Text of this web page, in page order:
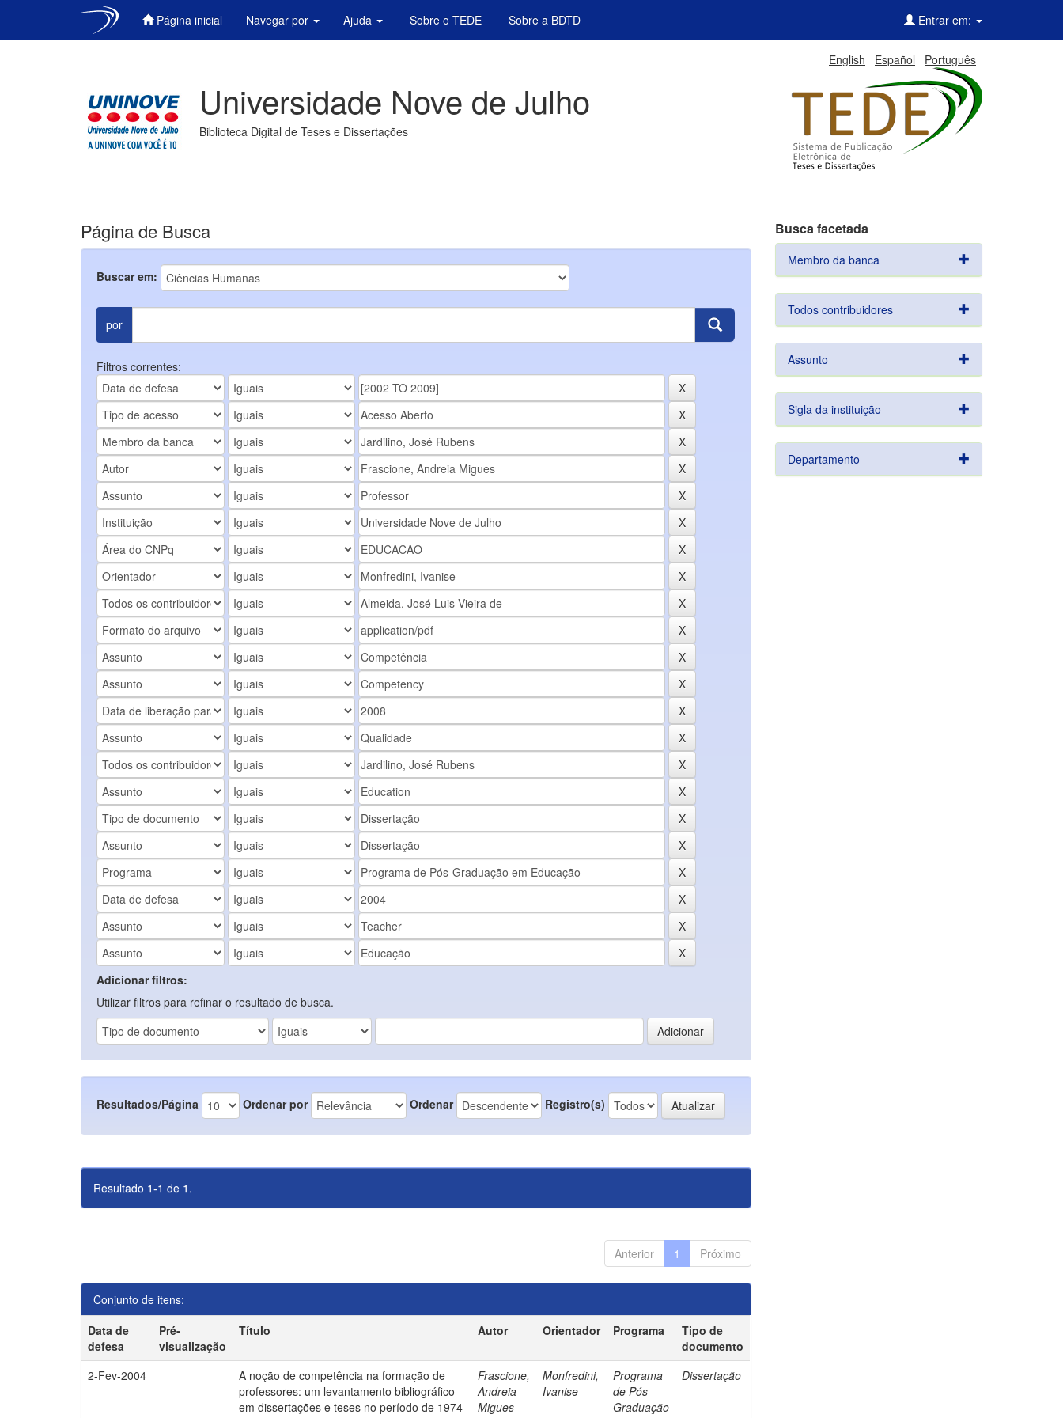
Página inicial Navegar por Ajuda Sobre o TEDE Sobre a BDTD Entrar em:
English Español Português
Universidade Nove de Julho
Biblioteca Digital de Teses e Dissertações
Página de Busca
Buscar em:
por
Filtros correntes:
Adicionar filtros:
Utilizar filtros para refinar o resultado de busca.
Resultados/Página Ordenar por Ordenar Registro(s)
Resultado 1-1 de 1.
Anterior 1 Próximo
Conjunto de itens:
Data de
defesa
Pré-
visualização
Título Autor Orientador Programa
Tipo de
documento
2-Fev-2004
A noção de competência na formação de
professores: um levantamento bibliográfico
em dissertações e teses no período de 1974
Frascione,
Andreia
Migues
Monfredini,
Ivanise
Programa
de Pós-
Graduação
Dissertação
Busca facetada
Membro da banca
Todos contribuidores
Assunto
Sigla da instituição
Departamento